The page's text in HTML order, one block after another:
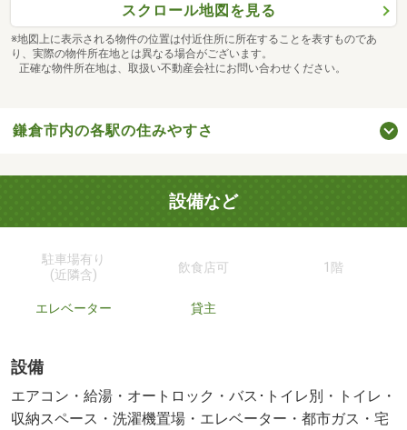
スクロール地図を見る
※地図上に表示される物件の位置は付近住所に所在することを表すものであ
り、実際の物件所在地とは異なる場合がございます。
正確な物件所在地は、取扱い不動産会社にお問い合わせください。
鎌倉市内の各駅の住みやすさ
設備など
駐車場有り
(近隣含)
飲食店可 1階
エレベーター 貸主
設備
エアコン・給湯・オートロック・バス･トイレ別・トイレ・
収納スペース・洗濯機置場・エレベーター・都市ガス・宅